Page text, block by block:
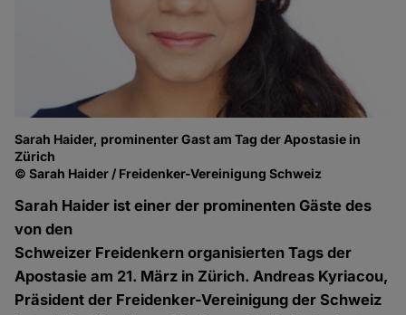
Sarah Haider, prominenter Gast am Tag der Apostasie in
Zürich
© Sarah Haider / Freidenker-Vereinigung Schweiz
Sarah Haider ist einer der prominenten Gäste des
von den
Schweizer Freidenkern organisierten Tags der
Apostasie am 21. März in Zürich. Andreas Kyriacou,
Präsident der Freidenker-Vereinigung der Schweiz